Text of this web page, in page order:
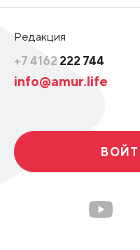
Редакция
+7 4162 222 744
info@amur.life